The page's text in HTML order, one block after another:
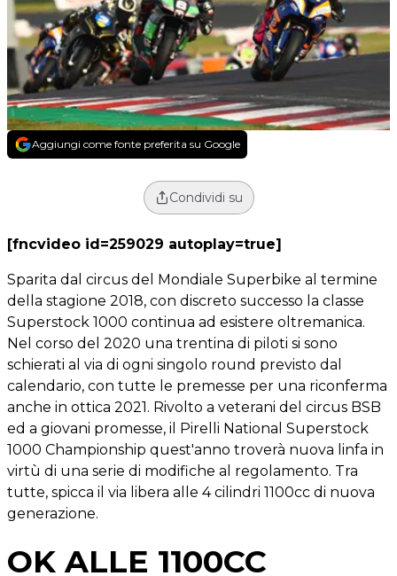
Aggiungi come fonte preferita su Google
Condividi su
[fncvideo id=259029 autoplay=true]
Sparita dal circus del Mondiale Superbike al termine
della stagione 2018, con discreto successo la classe
Superstock 1000 continua ad esistere oltremanica.
Nel corso del 2020 una trentina di piloti si sono
schierati al via di ogni singolo round previsto dal
calendario, con tutte le premesse per una riconferma
anche in ottica 2021. Rivolto a veterani del circus BSB
ed a giovani promesse, il Pirelli National Superstock
1000 Championship quest'anno troverà nuova linfa in
virtù di una serie di modifiche al regolamento. Tra
tutte, spicca il via libera alle 4 cilindri 1100cc di nuova
generazione.
OK ALLE 1100CC